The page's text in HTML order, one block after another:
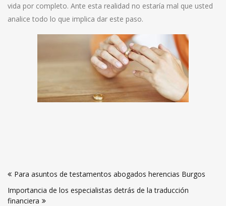
vida por completo. Ante esta realidad no estaría mal que usted
analice todo lo que implica dar este paso.
de
entradas
Para asuntos de testamentos abogados herencias Burgos
Importancia de los especialistas detrás de la traducción
financiera